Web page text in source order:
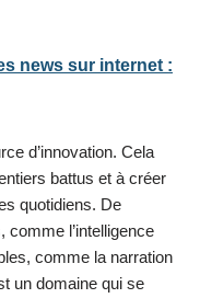
news sur internet :
d’innovation. Cela
battus et à créer
quotidiens. De
comme l’intelligence
comme la narration
un domaine qui se